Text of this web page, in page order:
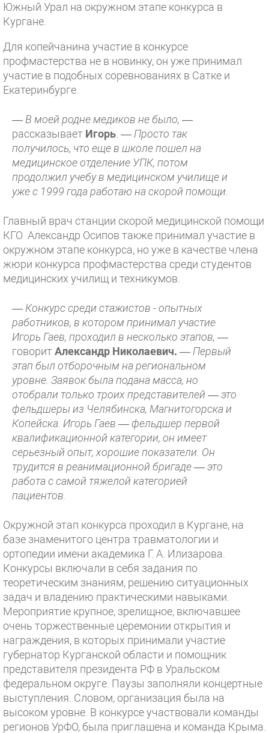
Южный Урал на окружном этапе конкурса в
Кургане.
Для копейчанина участие в конкурсе
профмастерства не в новинку, он уже принимал
участие в подобных соревнованиях в Сатке и
Екатеринбурге.
— В моей родне медиков не было, —
рассказывает Игорь . — Просто так
получилось, что еще в школе пошел на
медицинское отделение УПК, потом
продолжил учебу в медицинском училище и
уже с 1999 года работаю на скорой помощи.
Главный врач станции скорой медицинской помощи
КГО Александр Осипов также принимал участие в
окружном этапе конкурса, но уже в качестве члена
жюри конкурса профмастерства среди студентов
медицинских училищ и техникумов.
— Конкурс среди стажистов - опытных
работников, в котором принимал участие
Игорь Гаев, проходил в несколько этапов, —
говоритАлександр Николаевич. — Первый
этап был отборочным на региональном
уровне. Заявок была подана масса, но
отобрали только троих представителей — это
фельдшеры из Челябинска, Магнитогорска и
Копейска. Игорь Гаев — фельдшер первой
квалификационной категории, он имеет
серьезный опыт, хорошие показатели. Он
трудится в реанимационной бригаде — это
работа с самой тяжелой категорией
пациентов.
Окружной этап конкурса проходил в Кургане, на
базе знаменитого центра травматологии и
ортопедии имени академика Г. А. Илизарова.
Конкурсы включали в себя задания по
теоретическим знаниям, решению ситуационных
задач и владению практическими навыками.
Мероприятие крупное, зрелищное, включавшее
очень торжественные церемонии открытия и
награждения, в которых принимали участие
губернатор Курганской области и помощник
представителя президента РФ в Уральском
федеральном округе. Паузы заполняли концертные
выступления. Словом, организация была на
высоком уровне. В конкурсе участвовали команды
регионов УрФО, была приглашена и команда Крыма.